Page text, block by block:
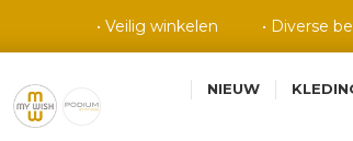
• Veilig winkelen • Diverse
NIEUW